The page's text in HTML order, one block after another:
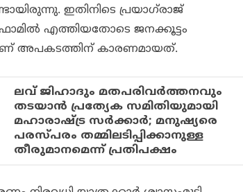
ഇതിനിടെ പ്രയാഗ്‌രാജ്
എത്തിയതോടെ ജനക്കൂട്ടം
അപകടത്തിന് കാരണമായത്.
ലവ് ജിഹാദും മതപരിവര്‍ത്തനവും
തടയാന്‍ പ്രത്യേക സമിതിയുമായി
മഹാരാഷ്ട്ര സര്‍ക്കാര്‍; മനുഷ്യരെ
പരസ്പരം തമ്മിലടിപ്പിക്കാനുള്ള
തീരുമാനമെന്ന് പ്രതിപക്ഷം